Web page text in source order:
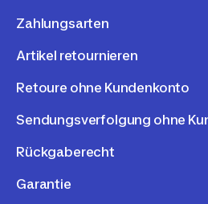
Zahlungsarten
Artikel retournieren
Retoure ohne Kundenkonto
Sendungsverfolgung ohne
Rückgaberecht
Garantie